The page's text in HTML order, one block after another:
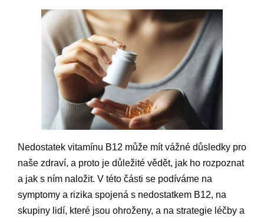
Nedostatek vitamínu B12 může mít vážné důsledky pro
naše zdraví, a proto je důležité vědět, jak ho rozpoznat
a jak s ním naložit. V této části se podíváme na
symptomy a rizika spojená s nedostatkem B12, na
skupiny lidí, které jsou ohroženy, a na strategie léčby a